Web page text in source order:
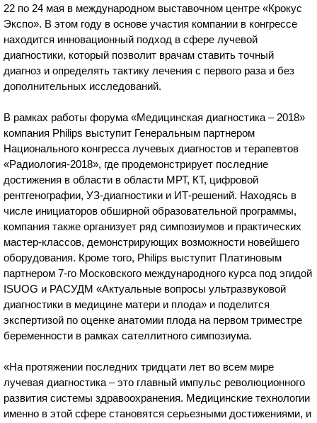
22 по 24 мая в международном выставочном центре «Крокус
Экспо». В этом году в основе участия компании в конгрессе
находится инновационный подход в сфере лучевой
диагностики, который позволит врачам ставить точный
диагноз и определять тактику лечения с первого раза и без
дополнительных исследований.
В рамках работы форума «Медицинская диагностика – 2018»
компания Philips выступит Генеральным партнером
Национального конгресса лучевых диагностов и терапевтов
«Радиология-2018», где продемонстрирует последние
достижения в области в области МРТ, КТ, цифровой
рентгенографии, УЗ-диагностики и ИТ-решений. Находясь в
числе инициаторов обширной образовательной программы,
компания также организует ряд симпозиумов и практических
мастер-классов, демонстрирующих возможности новейшего
оборудования. Кроме того, Philips выступит Платиновым
партнером 7-го Московского международного курса под эгидой
ISUOG и РАСУДМ «Актуальные вопросы ультразвуковой
диагностики в медицине матери и плода» и поделится
экспертизой по оценке анатомии плода на первом триместре
беременности в рамках сателлитного симпозиума.
«На протяжении последних тридцати лет во всем мире
лучевая диагностика – это главный импульс революционного
развития системы здравоохранения. Медицинские технологии
именно в этой сфере становятся серьезными достижениями, и